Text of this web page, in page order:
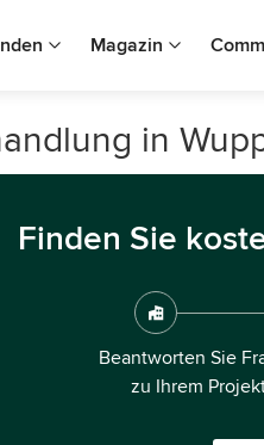
Magazin
in
Finden Sie
Beantworten Sie
zu Ihrem